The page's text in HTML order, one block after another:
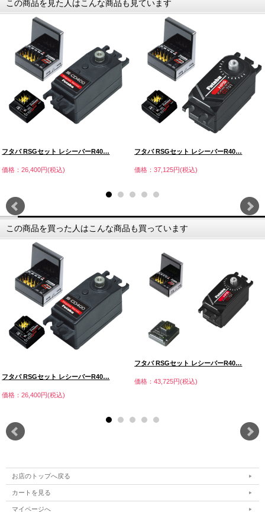
この商品を見た人はこんな商品も見ています
フタバ RSGセット レシーバーR40…
価格：26,400円(税込)
フタバ RSGセット レシーバーR40…
価格：37,125円(税込)
この商品を買った人はこんな商品も買っています
フタバ RSGセット レシーバーR40…
価格：26,400円(税込)
フタバ RSGセット レシーバーR40…
価格：43,725円(税込)
お店のトップへ戻る
カートを見る
マイページへ